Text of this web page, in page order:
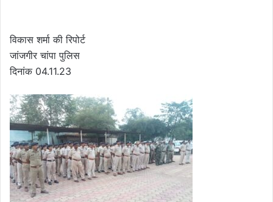
विकास शर्मा की रिपोर्ट
जांजगीर चांपा पुलिस
दिनांक 04.11.23